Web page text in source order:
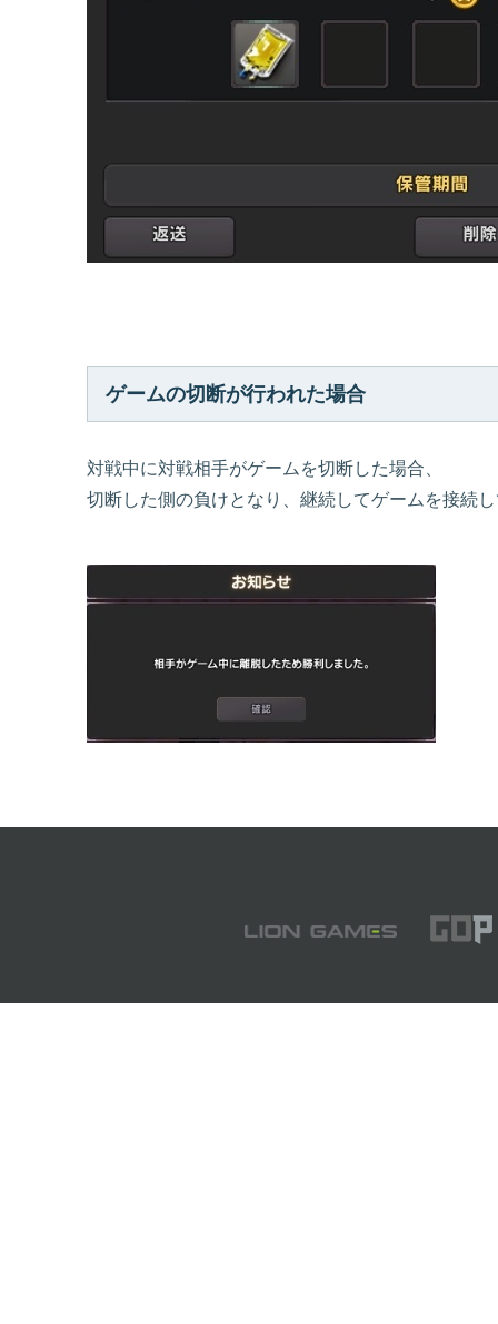
ゲームの切断が行われた場合
対戦中に対戦相手がゲームを切断した場合、
切断した側の負けとなり、継続してゲームを接続